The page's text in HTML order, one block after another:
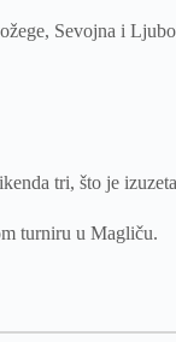
Sevojna i
tri, što je
turniru u Magliču.